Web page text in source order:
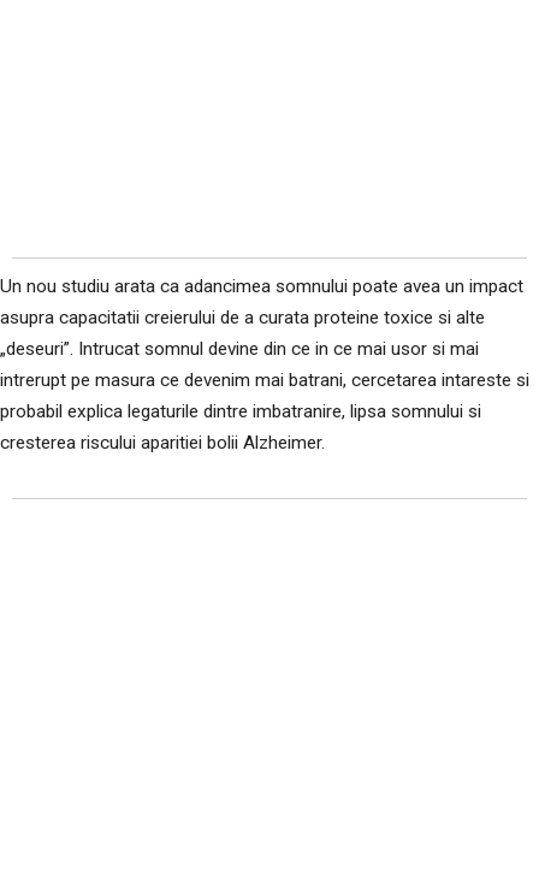
Un nou studiu arata ca adancimea somnului poate avea un impact
asupra capacitatii creierului de a curata proteine toxice si alte
„deseuri”. Intrucat somnul devine din ce in ce mai usor si mai
intrerupt pe masura ce devenim mai batrani, cercetarea intareste si
probabil explica legaturile dintre imbatranire, lipsa somnului si
cresterea riscului aparitiei bolii Alzheimer.